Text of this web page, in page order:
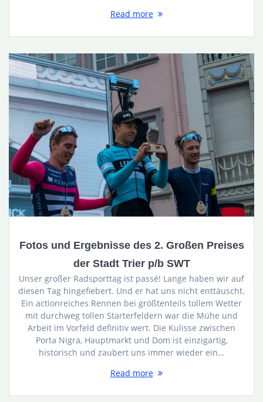
Read more
Fotos und Ergebnisse des 2. Großen Preises
der Stadt Trier p/b SWT
Unser großer Radsporttag ist passé! Lange haben wir auf
diesen Tag hingefiebert. Und er hat uns nicht enttäuscht.
Ein actionreiches Rennen bei größtenteils tollem Wetter
mit durchweg tollen Starterfeldern war die Mühe und
Arbeit im Vorfeld definitiv wert. Die Kulisse zwischen
Porta Nigra, Hauptmarkt und Dom ist einzigartig,
historisch und zaubert uns immer wieder ein…
Read more